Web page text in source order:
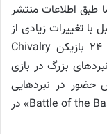
طبق اطلاعات منتشر
تغییرات زیادی از
جمله پشتیبانی از ۶۴ بازیکن در مقایسه با ۲۴ بازیکن Chivalry
بزرگ در بازی
حضور در نبردهایی
عظیم با حال و هوایی مشابه قسمت «Battle of the Bastards» در